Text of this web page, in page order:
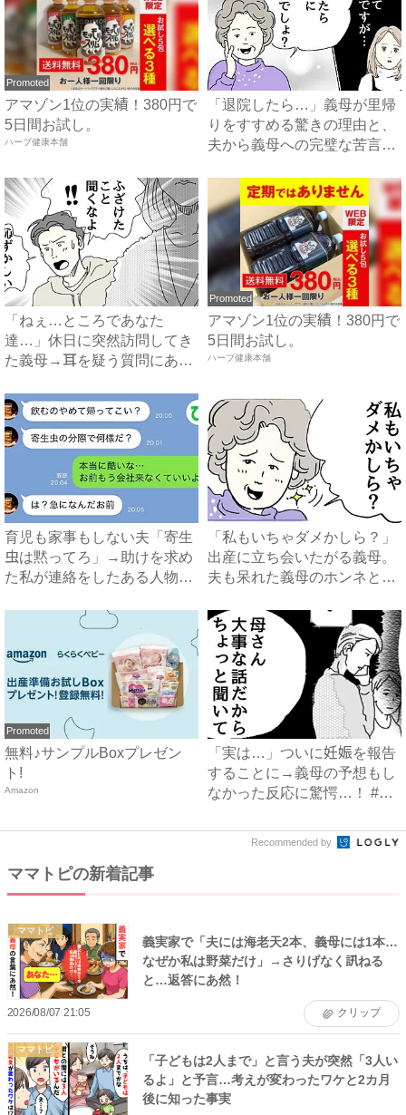
Promoted
アマゾン1位の実績！380円で
5日間お試し。
ハーブ健康本舗
「退院したら…」義母が里帰
りをすすめる驚きの理由と、
夫から義母への完璧な苦言
「ねぇ…ところであなた
達…」休日に突然訪問してき
た義母→耳を疑う質問にあ
Promoted
アマゾン1位の実績！380円で
5日間お試し。
ハーブ健康本舗
育児も家事もしない夫「寄生
虫は黙ってろ」→助けを求め
た私が連絡をしたある人物と
「私もいちゃダメかしら？」
出産に立ち会いたがる義母。
夫も呆れた義母のホンネと
Promoted
無料♪サンプルBoxプレゼン
ト!
Amazon
「実は…」ついに妊娠を報告
することに→義母の予想もし
なかった反応に驚愕…！ #
Recommended by
ママトピの新着記事
ママトピ
義実家で「夫には海老天2本、義母には1本…
なぜか私は野菜だけ」→さりげなく訊ねる
と…返答にあ然！
2026/08/07 21:05 クリップ
ママトピ
「子どもは2人まで」と言う夫が突然「3人い
るよ」と予言…考えが変わったワケと2カ月
後に知った事実